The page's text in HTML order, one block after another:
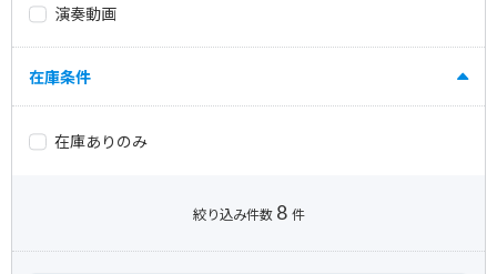
演奏動画
在庫条件
在庫ありのみ
絞り込み件数 8 件